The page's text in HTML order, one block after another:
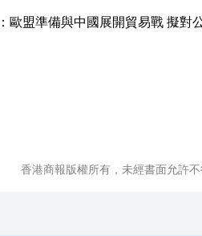
香港商報版權所有，未經書面允許不